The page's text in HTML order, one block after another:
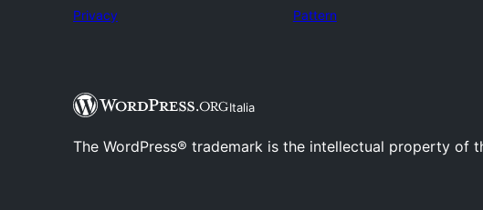
Privacy
Pattern
Italia
The WordPress® trademark is the intellectual property of